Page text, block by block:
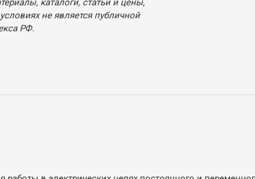
каталоги, статьи и цены,
не является публичной
РФ.